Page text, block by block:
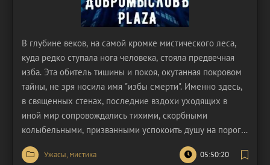
В глубине веков, на самой кромке мистического леса,
куда редко ступала нога человека, стояла предвечная
изба. Эта обитель тишины и покоя, окутанная покровом
тайны, не зря носила имя "избы смерти". Именно здесь,
в священных стенах, последние вздохи уходящих в
иной мир сопровождались тихими, скорбными
колыбельными, призванными успокоить душу на пороге
вечности. Это было место, где грань между явью и
потусторонним стиралась, а время текло по своим,
Ужасы, мистика 05:50:20